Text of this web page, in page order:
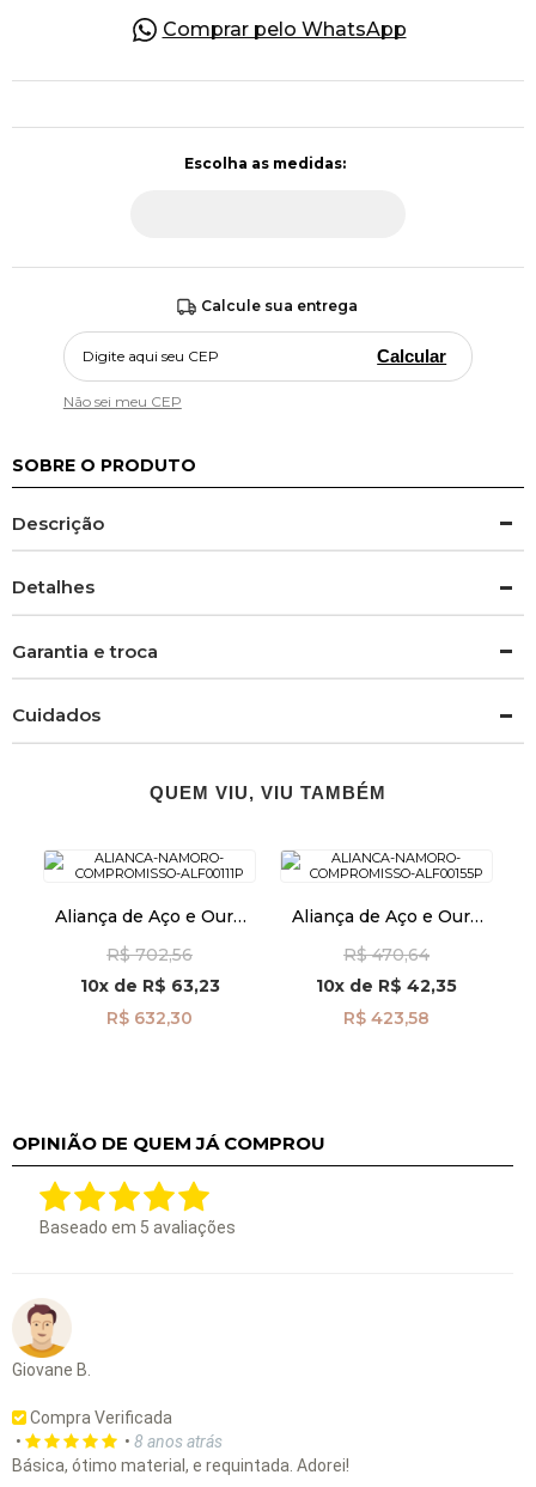
Comprar pelo WhatsApp
Calcule sua entrega
Calcular
Não sei meu CEP
SOBRE O PRODUTO
Descrição
Detalhes
Garantia e troca
Cuidados
QUEM VIU, VIU TAMBÉM
Aliança de Aço e Ouro
Masculina alf304
R$ 702,56
10xde R$ 63,23
R$ 632,30
Aliança de Aço e Ouro
R$ 470,64
10x de R$ 42,35
R$ 423,58
OPINIÃO DE QUEM JÁ COMPROU
Baseado em 5 avaliações
Giovane B.
Compra Verificada
•
• 8 anos atrás
Básica, ótimo material, e requintada. Adorei!